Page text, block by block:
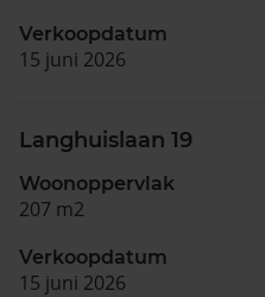
Verkoopdatum
15 juni 2026
Langhuislaan 19
Woonoppervlak
207 m2
Verkoopdatum
15 juni 2026